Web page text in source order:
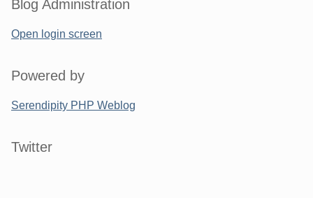
Blog Administration
Open login screen
Powered by
Serendipity PHP Weblog
Twitter